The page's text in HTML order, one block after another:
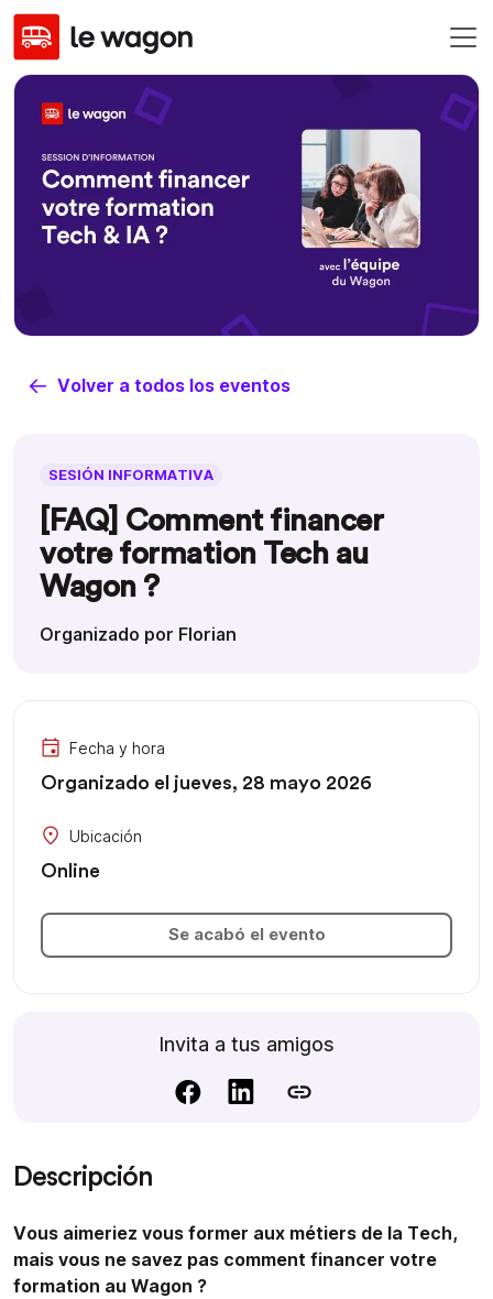
Volver a todos los eventos
SESIÓN INFORMATIVA
[FAQ] Comment financer
votre formation Tech au
Wagon ?
Organizado por Florian
Fecha y hora
Organizado el jueves, 28 mayo 2026
Ubicación
Online
Se acabó el evento
Invita a tus amigos
Descripción
Vous aimeriez vous former aux métiers de la Tech,
mais vous ne savez pas comment financer votre
formation au Wagon ?